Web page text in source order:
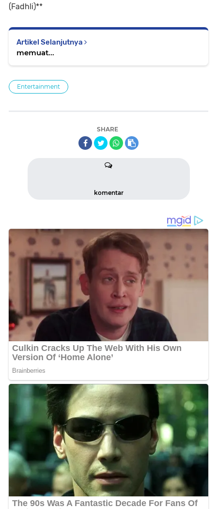
(Fadhli)**
Artikel Selanjutnya
memuat...
Entertainment
SHARE
komentar